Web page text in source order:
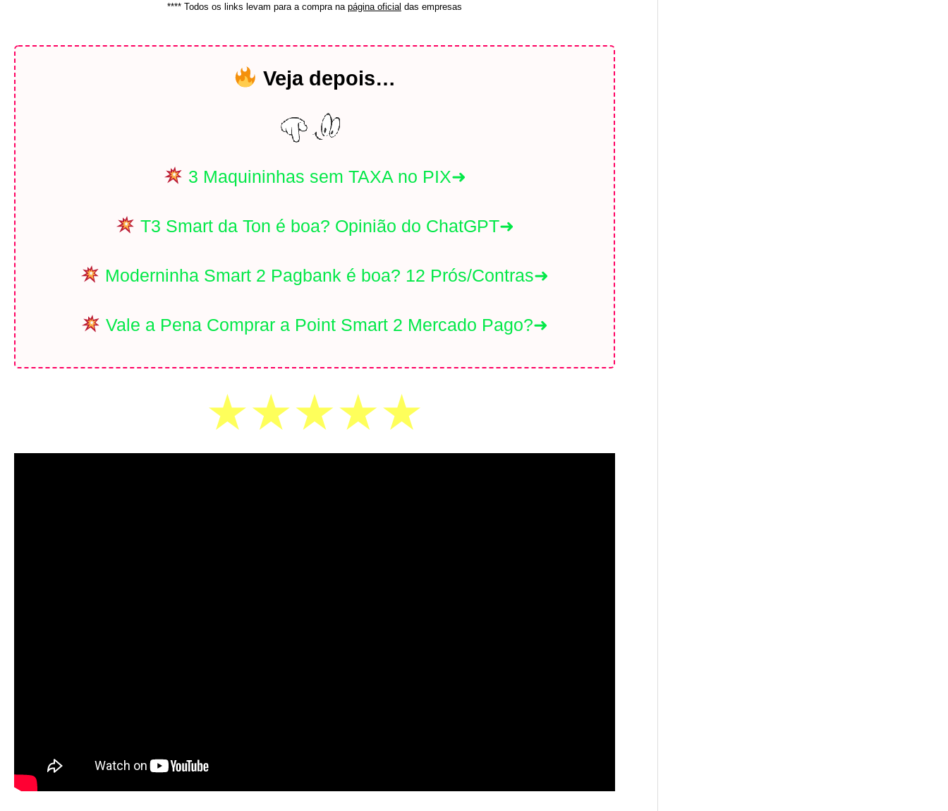
**** Todos os links levam para a compra na página oficial das empresas
Veja depois…
3 Maquininhas sem TAXA no PIX➜
T3 Smart da Ton é boa? Opinião do ChatGPT➜
Moderninha Smart 2 Pagbank é boa? 12 Prós/Contras➜
Vale a Pena Comprar a Point Smart 2 Mercado Pago?➜